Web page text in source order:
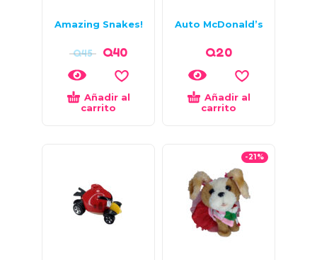
Amazing Snakes!
Q45 Q40
Añadir al
carrito
Auto McDonald’s
Q20
Añadir al
carrito
-21%